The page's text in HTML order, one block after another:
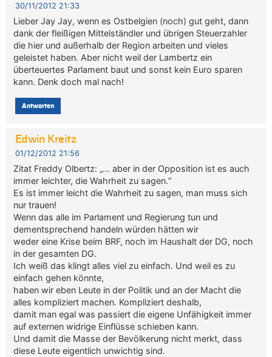
30/11/2012 21:33
Lieber Jay Jay, wenn es Ostbelgien (noch) gut geht, dann
dank der fleißigen Mittelständler und übrigen Steuerzahler
die hier und außerhalb der Region arbeiten und vieles
geleistet haben. Aber nicht weil der Lambertz ein
überteuertes Parlament baut und sonst kein Euro sparen
kann. Denk doch mal nach!
Antworten
Edwin Kreitz
01/12/2012 21:56
Zitat Freddy Olbertz: „… aber in der Opposition ist es auch
immer leichter, die Wahrheit zu sagen.“
Es ist immer leicht die Wahrheit zu sagen, man muss sich
nur trauen!
Wenn das alle im Parlament und Regierung tun und
dementsprechend handeln würden hätten wir
weder eine Krise beim BRF, noch im Haushalt der DG, noch
in der gesamten DG.
Ich weiß das klingt alles viel zu einfach. Und weil es zu
einfach gehen könnte,
haben wir eben Leute in der Politik und an der Macht die
alles kompliziert machen. Kompliziert deshalb,
damit man egal was passiert die eigene Unfähigkeit immer
auf externen widrige Einflüsse schieben kann.
Und damit die Masse der Bevölkerung nicht merkt, dass
diese Leute eigentlich unwichtig sind.